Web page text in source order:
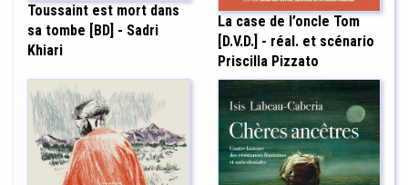
Toussaint est mort dans
sa tombe [BD] - Sadri
Khiari
La case de l’oncle Tom
[D.V.D.] - réal. et scénario
Priscilla Pizzato